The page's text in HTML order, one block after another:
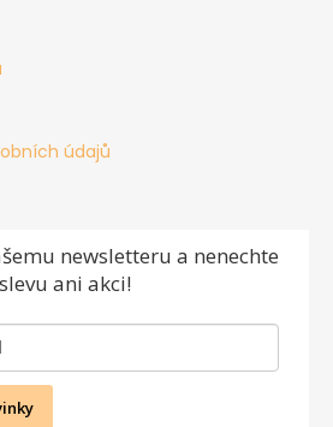
údajů
newsletteru a nenechte
ani akci!